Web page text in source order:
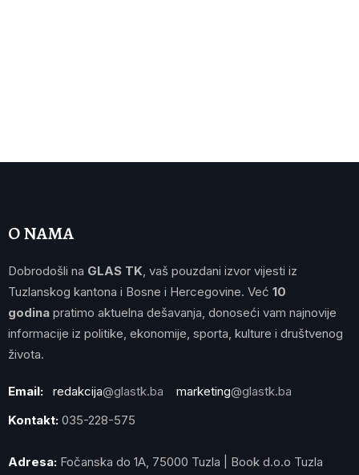
O NAMA
Dobrodošli na GLAS TK , vaš pouzdani izvor vijesti iz
Tuzlanskog kantona i Bosne i Hercegovine. Već 10
godina pratimo aktuelna dešavanja, donoseći vam najnovije
informacije iz politike, ekonomije, sporta, kulture i društvenog
života.
Email: redakcija@glastk.ba marketing@glastk.ba
Kontakt: 035-228-575
Adresa: Fočanska do 1A, 75000 Tuzla | Book d.o.o Tuzla